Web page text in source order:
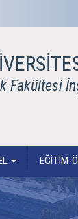
Fakültesi
EĞİTİM-